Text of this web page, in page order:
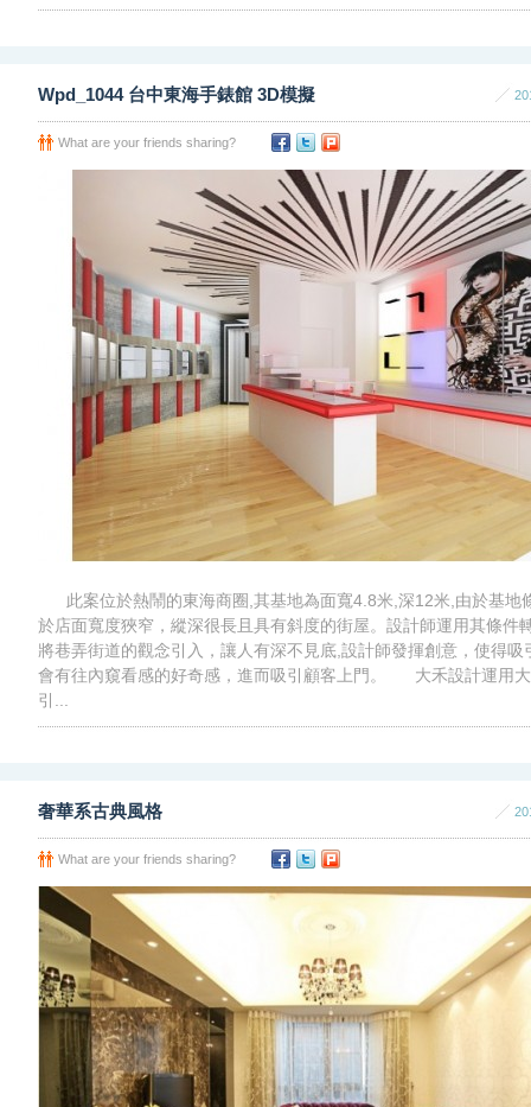
Wpd_1044 台中東海手錶館 3D模擬
What are your friends sharing?
此案位於熱鬧的東海商圈,其基地為面寬4.8米,深12米,由於基地
於店面寬度狹窄，縱深很長且具有斜度的街屋。設計師運用其條件
將巷弄街道的觀念引入，讓人有深不見底,設計師發揮創意，使得吸
會有往內窺看感的好奇感，進而吸引顧客上門。 大禾設計運用
引...
奢華系古典風格
What are your friends sharing?